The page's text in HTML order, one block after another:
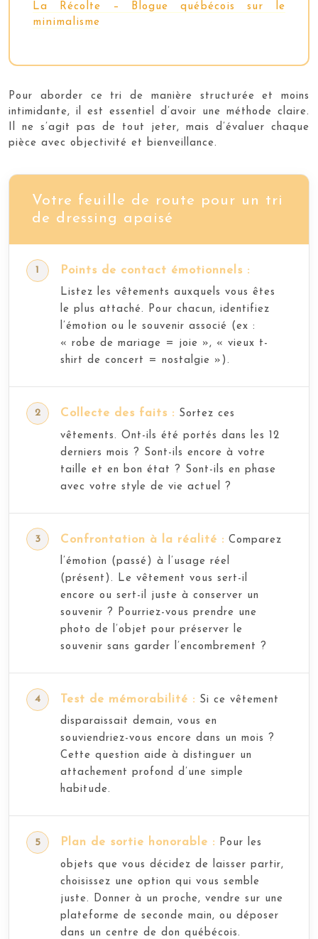
La Récolte – Blogue québécois sur le
minimalisme
Pour aborder ce tri de manière structurée et moins
intimidante, il est essentiel d’avoir une méthode claire.
Il ne s’agit pas de tout jeter, mais d’évaluer chaque
pièce avec objectivité et bienveillance.
Votre feuille de route pour un tri
de dressing apaisé
Points de contact émotionnels :
Listez les vêtements auxquels vous êtes
le plus attaché. Pour chacun, identifiez
l’émotion ou le souvenir associé (ex :
« robe de mariage = joie », « vieux t-
shirt de concert = nostalgie »).
Collecte des faits : Sortez ces
vêtements. Ont-ils été portés dans les 12
derniers mois ? Sont-ils encore à votre
taille et en bon état ? Sont-ils en phase
avec votre style de vie actuel ?
Confrontation à la réalité : Comparez
l’émotion (passé) à l’usage réel
(présent). Le vêtement vous sert-il
encore ou sert-il juste à conserver un
souvenir ? Pourriez-vous prendre une
photo de l’objet pour préserver le
souvenir sans garder l’encombrement ?
Test de mémorabilité : Si ce vêtement
disparaissait demain, vous en
souviendriez-vous encore dans un mois ?
Cette question aide à distinguer un
attachement profond d’une simple
habitude.
Plan de sortie honorable : Pour les
objets que vous décidez de laisser partir,
choisissez une option qui vous semble
juste. Donner à un proche, vendre sur une
plateforme de seconde main, ou déposer
dans un centre de don québécois.